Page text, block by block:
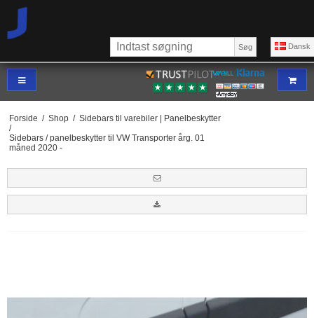
Dansk
Søg
Forside / Shop / Sidebars til varebiler | Panelbeskytter
/
Sidebars / panelbeskytter til VW Transporter årg. 01
måned 2020 -